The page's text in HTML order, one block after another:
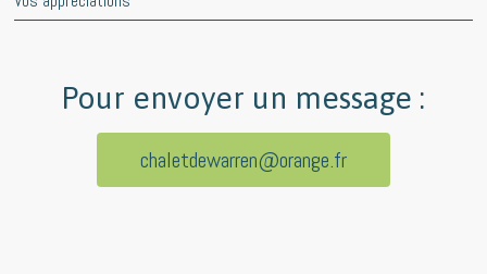
Pour envoyer un message :
chaletdewarren@orange.fr